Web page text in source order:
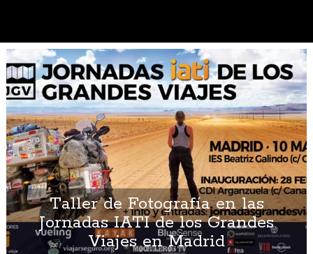
Taller de Fotografía en las
Jornadas IATI de los Grandes
Viajes en Madrid